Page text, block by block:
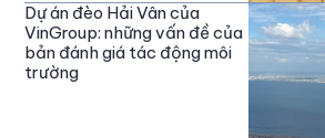
Dự án đèo Hải Vân của
VinGroup: những vấn đề của
bản đánh giá tác động môi
trường